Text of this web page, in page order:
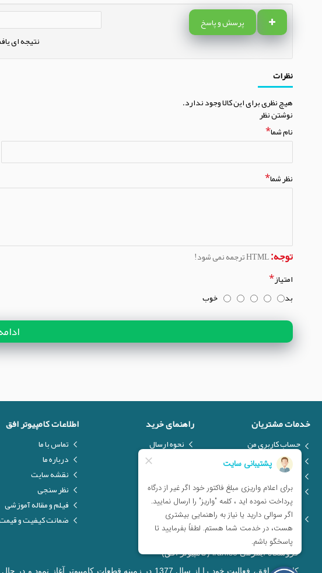
پرسش و پاسخ
نتیجه ای
نظرات
هیچ نظری برای این کالا وجود ندارد.
نوشتن نظر
نام شما
نظر شما
توجه:
امتیاز
بد
خوب
خدمات مشتریان
حساب کاربری من
ارسال فایل
درخواست کالا
فرم انتقادات و پیشنهادات
مشتریان
مراکز خدمات پس از فروش
راهنمای خرید
نحوه ارسال
نحوه پرداخت
فروش ویژه
اطلاعات کامپیوتر افق
تماس با ما
درباره ما
نقشه سایت
نظر سنجی
فیلم و مقاله آموزشی
ضمانت کیفیت و
فروشگاه اینترنتی iranfso (کامپیوتر افق)
کامپیوتر افق، فعالیت خود را از سال 1377 در زمینه